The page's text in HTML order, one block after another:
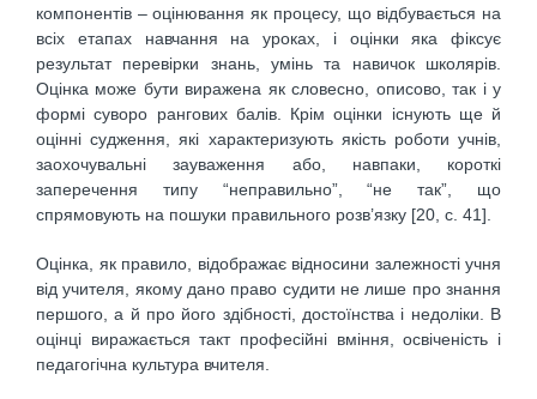
компонентів – оцінювання як процесу, що відбувається на
всіх етапах навчання на уроках, і оцінки яка фіксує
результат перевірки знань, умінь та навичок школярів.
Оцінка може бути виражена як словесно, описово, так і у
формі суворо рангових балів. Крім оцінки існують ще й
оцінні судження, які характеризують якість роботи учнів,
заохочувальні зауваження або, навпаки, короткі
заперечення типу “неправильно”, “не так”, що
спрямовують на пошуки правильного розв’язку [20, с. 41].
Оцінка, як правило, відображає відносини залежності учня
від учителя, якому дано право судити не лише про знання
першого, а й про його здібності, достоїнства і недоліки. В
оцінці виражається такт професійні вміння, освіченість і
педагогічна культура вчителя.